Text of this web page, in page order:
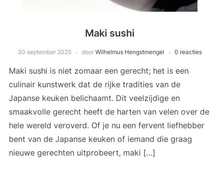
Maki sushi
30 september 2025 door Wilhelmus Hengstmengel 0 reacties
Maki sushi is niet zomaar een gerecht; het is een
culinair kunstwerk dat de rijke tradities van de
Japanse keuken belichaamt. Dit veelzijdige en
smaakvolle gerecht heeft de harten van velen over de
hele wereld veroverd. Of je nu een fervent liefhebber
bent van de Japanse keuken of iemand die graag
nieuwe gerechten uitprobeert, maki […]